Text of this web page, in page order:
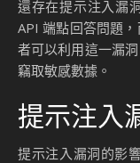
升，以確保數據和